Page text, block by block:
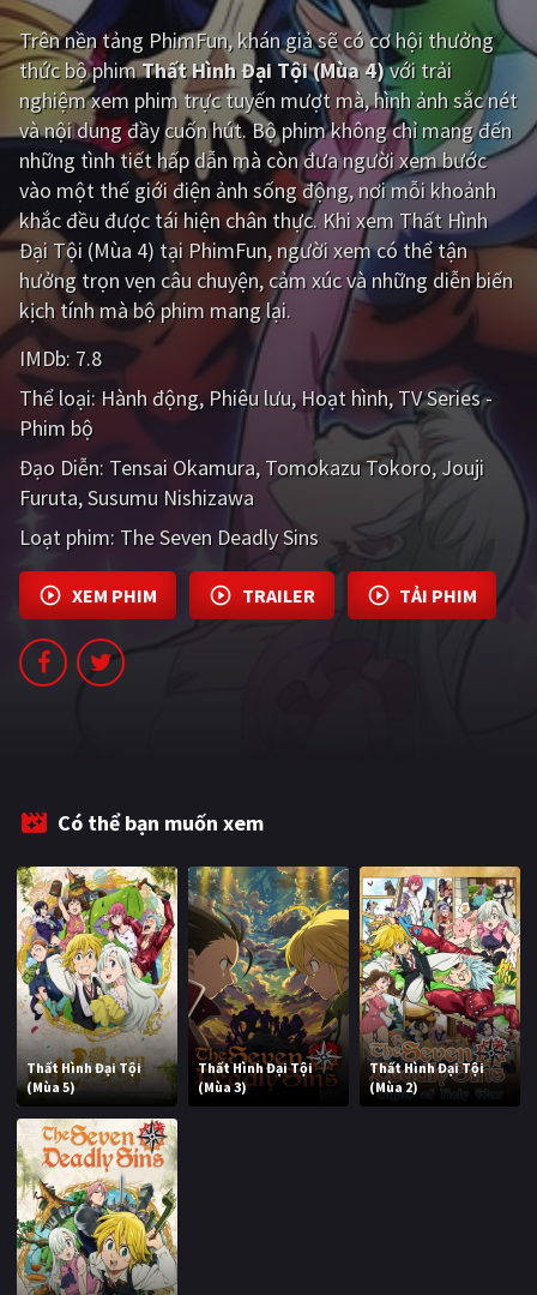
Giật gân Gia đình
Bí ẩn Lịch sử
Viễn Tây Tiểu sử
GameShow DramaTV
QUỐC GIA
Âu - Mỹ Trung Quốc - Hồng Kông
Hàn Quốc Nhật Bản
Ấn Độ Việt Nam
Tổng hợp
CẬP NHẬT
PHIM MỚI
PHIM BỘ
PHIM LẺ
Trên nền tảng PhimFun, khán giả sẽ có cơ hội thưởng
thức bộ phimThất Hình Đại Tội (Mùa 4)với trải
nghiệm xem phim trực tuyến mượt mà, hình ảnh sắc nét
và nội dung đầy cuốn hút. Bộ phim không chỉ mang đến
những tình tiết hấp dẫn mà còn đưa người xem bước
vào một thế giới điện ảnh sống động, nơi mỗi khoảnh
khắc đều được tái hiện chân thực. Khi xem Thất Hình
Đại Tội (Mùa 4) tại PhimFun, người xem có thể tận
hưởng trọn vẹn câu chuyện, cảm xúc và những diễn biến
kịch tính mà bộ phim mang lại.
IMDb: 7.8
Thể loại:Hành động Phiêu lưu Hoạt hình TV Series -
Phim bộ
Đạo Diễn: Tensai Okamura Tomokazu Tokoro Jouji
Furuta Susumu Nishizawa
Loạt phim: The Seven Deadly Sins
XEM PHIM TRAILER TẢI PHIM
Có thể bạn muốn xem
Thất Hình Đại Tội
(Mùa 5)
Thất Hình Đại Tội
(Mùa 3)
Thất Hình Đại Tội
(Mùa 2)